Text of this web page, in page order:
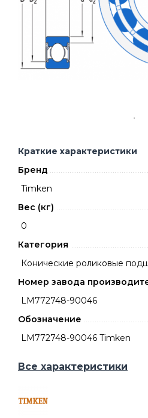
Краткие характеристики
Бренд
Timken
Вес (кг)
0
Категория
Конические роликовые
Номер завода
LM772748-90046
Обозначение
LM772748-90046 Timken
Все характеристики